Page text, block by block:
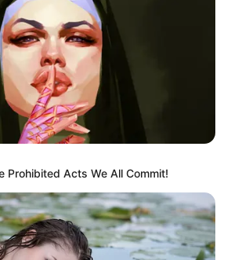
OCCIDENTE
SUBA
Prohibited Acts We All Commit!